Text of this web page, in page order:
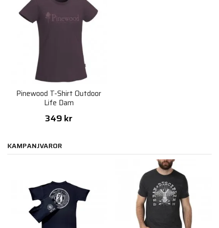
Pinewood T-Shirt Outdoor
Life Dam
349 kr
KAMPANJVAROR